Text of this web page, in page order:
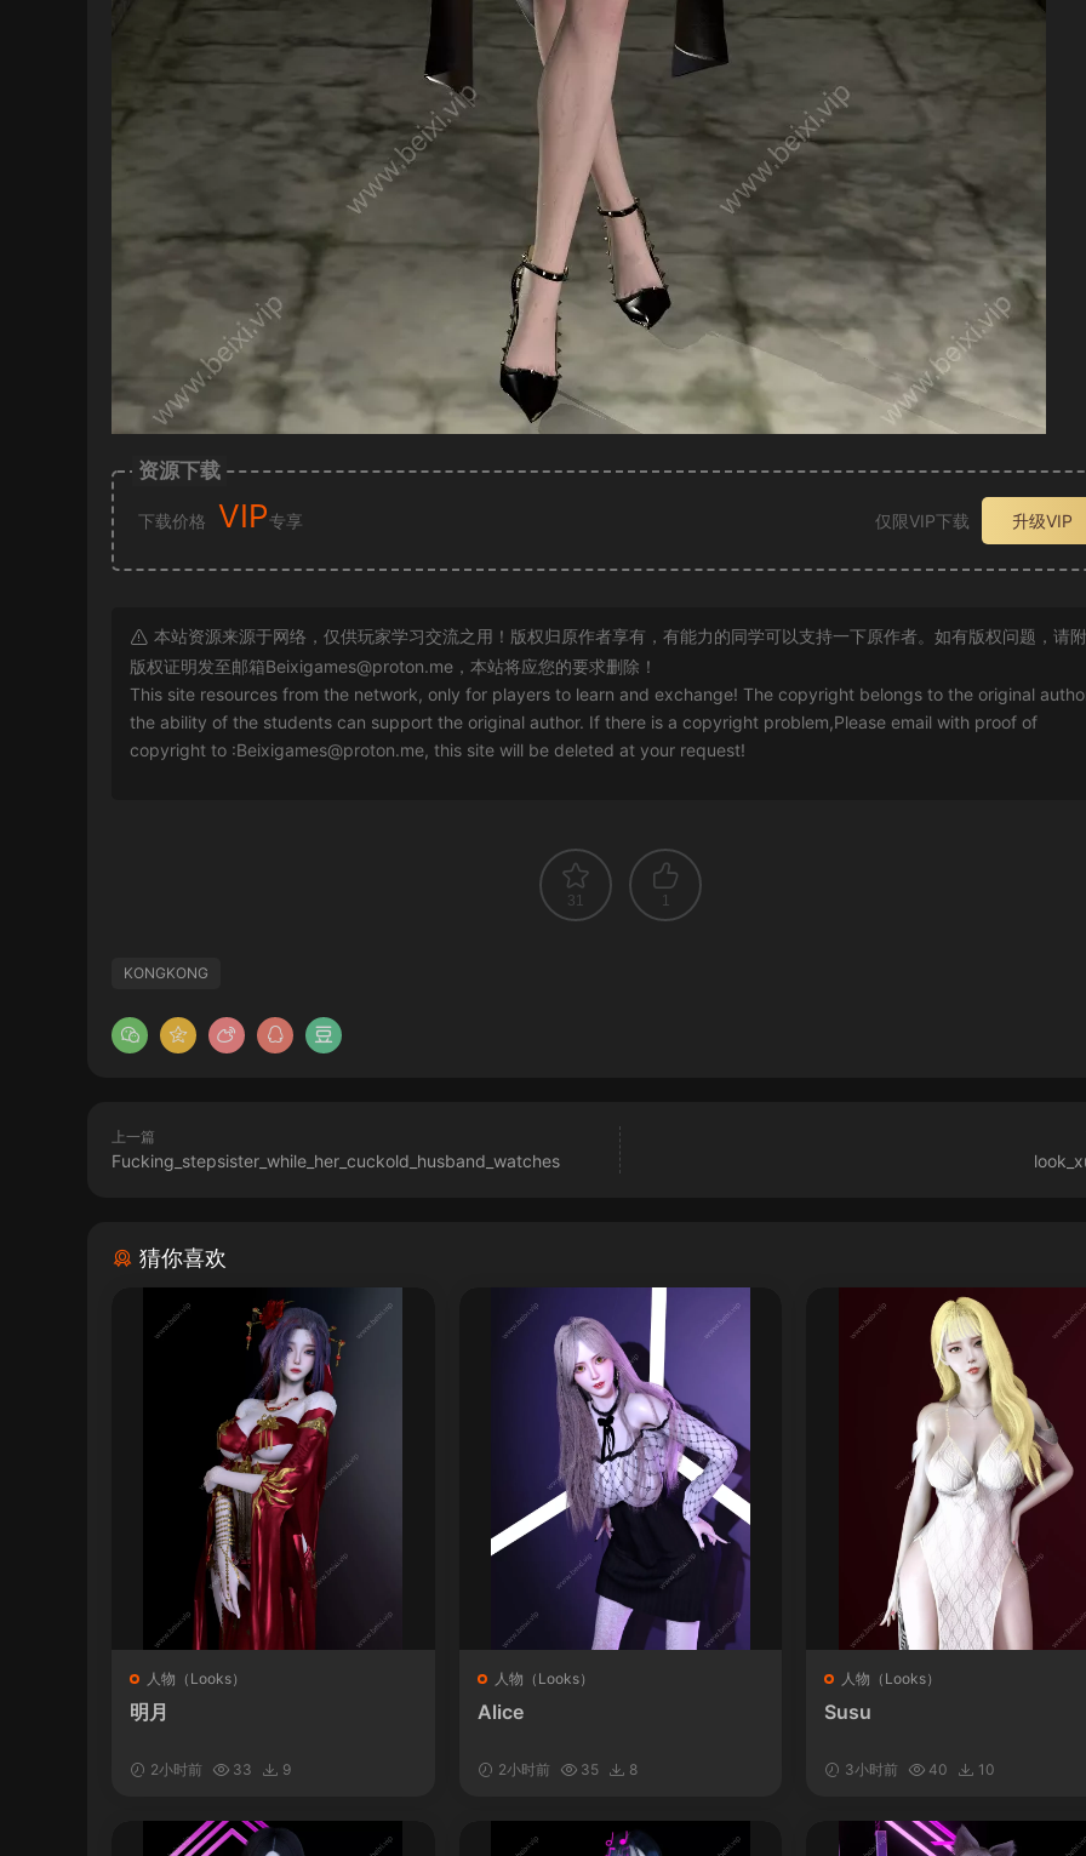
资源下载
下载价格 VIP专享 仅限VIP下载 升级VIP
本站资源来源于网络，仅供玩家学习交流之用！版权归原作者享有，有能力的同学可以支持一下原作者。如有版权问题，请
版权证明发至邮箱Beixigames@proton.me ，本站将应您的要求删除！
This site resources from the network, only for players to learn and exchange! The copyright belongs to the original
the ability of the students can support the original author. If there is a copyright problem,Please email with proof of
copyright to :Beixigames@proton.me, this site will be deleted at your request!
31 1
KONGKONG
上一篇
Fucking_stepsister_while_her_cuckold_husband_watches
猜你喜欢
人物（Looks）
明月
2小时前 33 9
人物（Looks）
Alice
2小时前 35 8
人物（Looks）
Susu
3小时前 40 10